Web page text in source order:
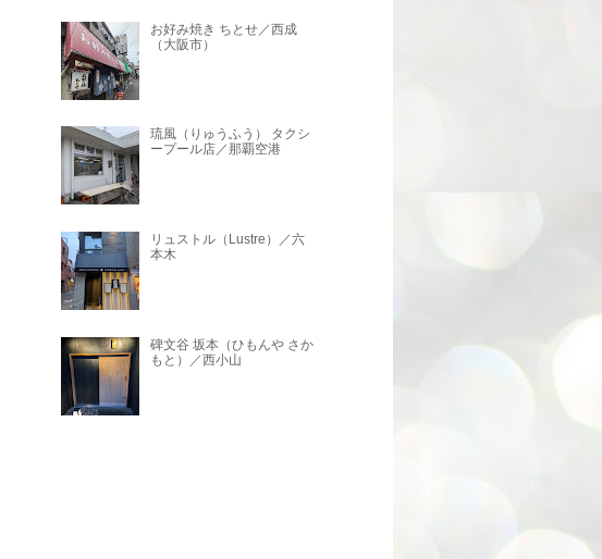
お好み焼き ちとせ／西成
（大阪市）
琉風（りゅうふう） タクシ
ープール店／那覇空港
リュストル（Lustre）／六
本木
碑文谷 坂本（ひもんや さか
もと）／西小山